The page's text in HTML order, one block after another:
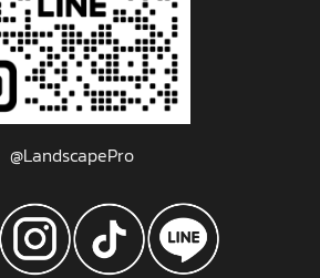
@LandscapePro